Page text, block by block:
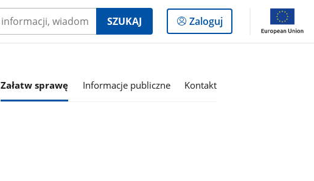
SZUKAJ
Logowanie
do
Zaloguj
Załatw sprawę Informacje publiczne Kontakt